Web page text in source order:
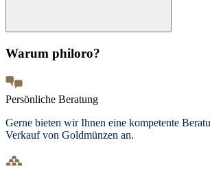
Warum philoro?
Persönliche Beratung
Gerne bieten wir Ihnen eine kompetente
Verkauf von Goldmünzen an.